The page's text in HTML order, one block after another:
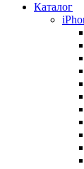
Каталог